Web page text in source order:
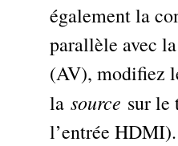
également la
parallèle avec
(AV), modifiez
lasource sur le
l’entrée HDMI).